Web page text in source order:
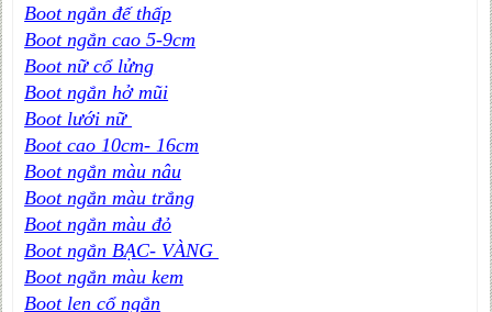
Boot ngắn đế thấp
Boot ngắn cao 5-9cm
Boot nữ cổ lửng
Boot ngắn hở mũi
Boot lưới nữ
Boot cao 10cm- 16cm
Boot ngắn màu nâu
Boot ngắn màu trắng
Boot ngắn màu đỏ
Boot ngắn BẠC- VÀNG
Boot ngắn màu kem
Boot len cổ ngắn